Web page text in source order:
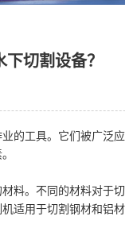
切割设备？
的工具。它们被广泛
料。不同的材料对于
适用于切割钢材和铝